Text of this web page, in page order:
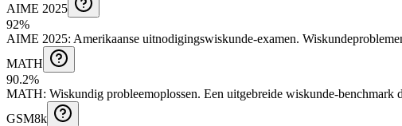
AIME 2025
92%
AIME 2025: Amerikaanse uitnodigingswiskunde-examen.
MATH
90.2%
MATH: Wiskundig probleemoplossen. Een uitgebreide wiskunde-benchmark
GSM8k